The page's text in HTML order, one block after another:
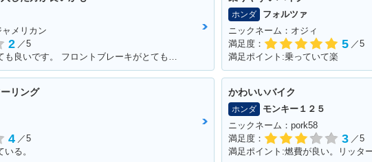
メリカン
2 ／5
満足ポイント:足つきがとても良いです。 フロントブレーキがとてもよく効くため安心感があります。 アメリカンタイプと言われるだけあって、巡航速度に乗ると安定性が比較的良いです。
ホンダ
フォルツァ
ニックネーム：オジィ
満足度：
5 ／5
満足ポイント:乗っていて楽
リング
4 ／5
る。
かわいいバイク
ホンダ
モンキー１２５
ニックネーム：pork58
満足度：
3 ／5
満足ポイント:燃費が良い。リッタ